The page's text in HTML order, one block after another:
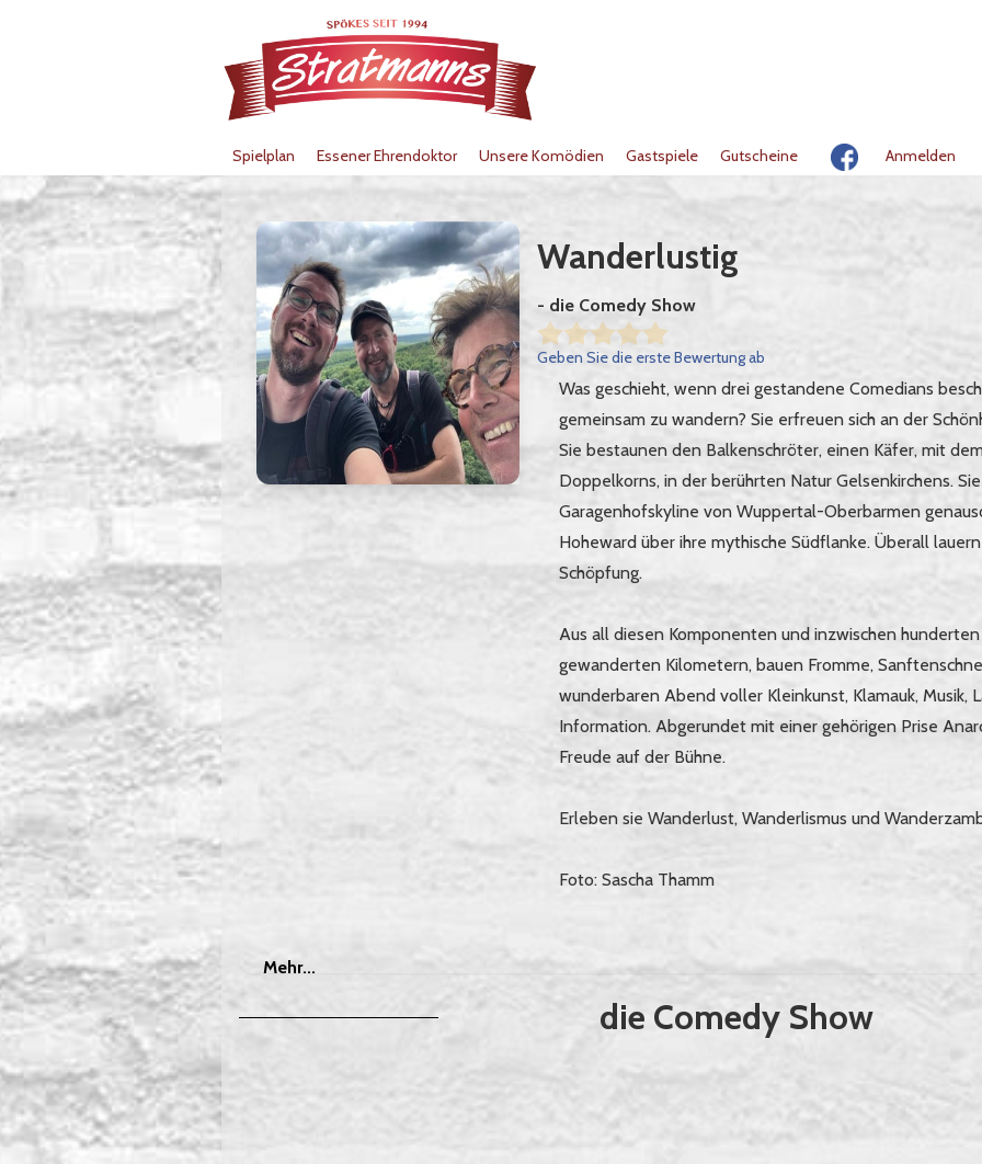
Spielplan Essener Ehrendoktor Unsere Komödien Gastspiele Gutscheine Anmelden
Wanderlustig
- die Comedy Show
Geben Sie die erste Bewertung ab
Was geschieht, wenn drei gestandene Comedians
gemeinsam zu wandern? Sie erfreuen sich an der
Sie bestaunen den Balkenschröter, einen Käfer, mit
Doppelkorns, in der berührten Natur Gelsenkirchens.
Garagenhofskyline von Wuppertal-Oberbarmen
Hoheward über ihre mythische Südflanke. Überall
Schöpfung.
Aus all diesen Komponenten und inzwischen
gewanderten Kilometern, bauen Fromme,
wunderbaren Abend voller Kleinkunst, Klamauk, Musik,
Information. Abgerundet mit einer gehörigen Prise
Freude auf der Bühne.
Erleben sie Wanderlust, Wanderlismus und
Foto: Sascha Thamm
Mehr...
die Comedy Show